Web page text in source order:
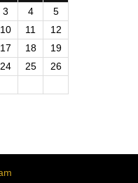
3 4
5
10 11
12
17 18
19
24 25
26